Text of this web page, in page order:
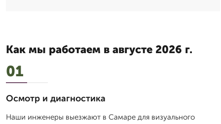
Как мы работаем в августе 2026 г.
01
Осмотр и диагностика
Наши инженеры выезжают в Самаре для визуального